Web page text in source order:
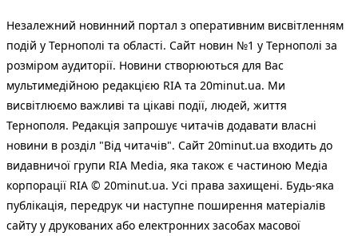
Незалежний новинний портал з оперативним висвітленням
подій у Тернополі та області. Сайт новин №1 у Тернополі за
розміром аудиторії. Новини створюються для Вас
мультимедійною редакцією RIA та 20minut.ua. Ми
висвітлюємо важливі та цікаві події, людей, життя
Тернополя. Редакція запрошує читачів додавати власні
новини в розділ "Від читачів". Сайт 20minut.ua входить до
видавничої групи RIA Media, яка також є частиною Медіа
корпорації RIA © 20minut.ua. Усі права захищені. Будь-яка
публiкацiя, передрук чи наступне поширення матеріалів
сайту у друкованих або електронних засобах масової